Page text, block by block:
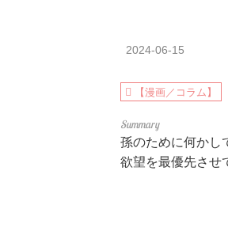
2024-06-15
【漫画／コラム】
孫のために何かし
欲望を最優先させ